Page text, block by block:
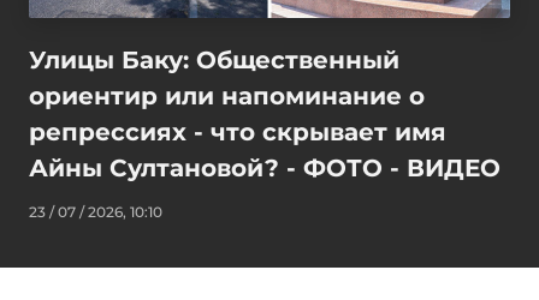
Улицы Баку: Общественный
ориентир или напоминание о
репрессиях - что скрывает имя
Айны Султановой? - ФОТО - ВИДЕО
23 / 07 / 2026, 10:10